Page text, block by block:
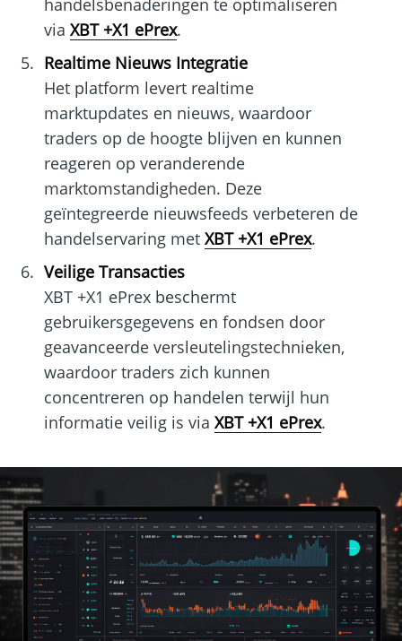
handelsbenaderingen te optimaliseren
via XBT +X1 ePrex.
Realtime Nieuws Integratie
Het platform levert realtime
marktupdates en nieuws, waardoor
traders op de hoogte blijven en kunnen
reageren op veranderende
marktomstandigheden. Deze
geïntegreerde nieuwsfeeds verbeteren de
handelservaring met XBT +X1 ePrex.
Veilige Transacties
XBT +X1 ePrex beschermt
gebruikersgegevens en fondsen door
geavanceerde versleutelingstechnieken,
waardoor traders zich kunnen
concentreren op handelen terwijl hun
informatie veilig is via XBT +X1 ePrex.